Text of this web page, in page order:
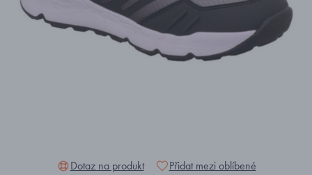
Dotaz na produkt
Přidat mezi oblíbené